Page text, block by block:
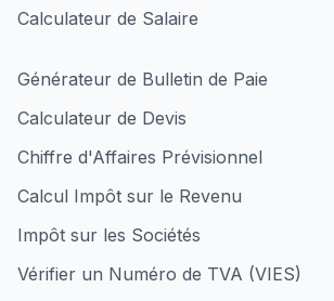
Calculateur de Salaire
Générateur de Bulletin de Paie
Calculateur de Devis
Chiffre d'Affaires Prévisionnel
Calcul Impôt sur le Revenu
Impôt sur les Sociétés
Vérifier un Numéro de TVA (VIES)